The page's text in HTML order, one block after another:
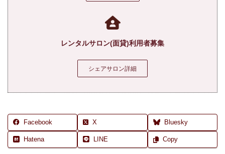
レンタルサロン(面貸)利用者募集
シェアサロン詳細
Facebook X Bluesky
Hatena LINE Copy